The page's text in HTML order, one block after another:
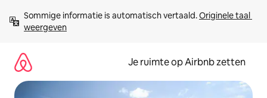
direct
naar
Sommige informatie is automatisch vertaald. Originele taal
weergeven
Je ruimte op Airbnb zetten